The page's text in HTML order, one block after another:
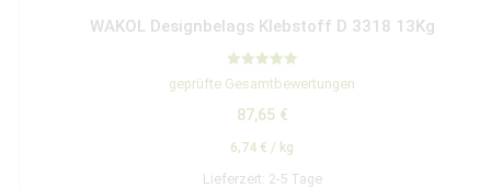
WAKOL Designbelags Klebstoff D 3318 13Kg
Bewertet mit
5.00
geprüfte Gesamtbewertungen
87,65 €
6,74 € / kg
Lieferzeit: 2-5 Tage